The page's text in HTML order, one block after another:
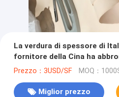
La verdura di spessore di
fornitore della Cina ha
pelle bovina di strato
Prezzo：3USD/SF MOQ：
Miglior prezzo